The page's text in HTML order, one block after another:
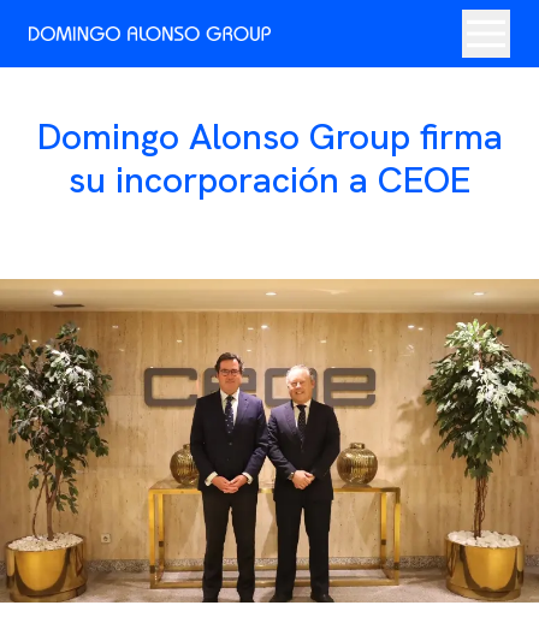
Domingo Alonso Group firma
su incorporación a CEOE